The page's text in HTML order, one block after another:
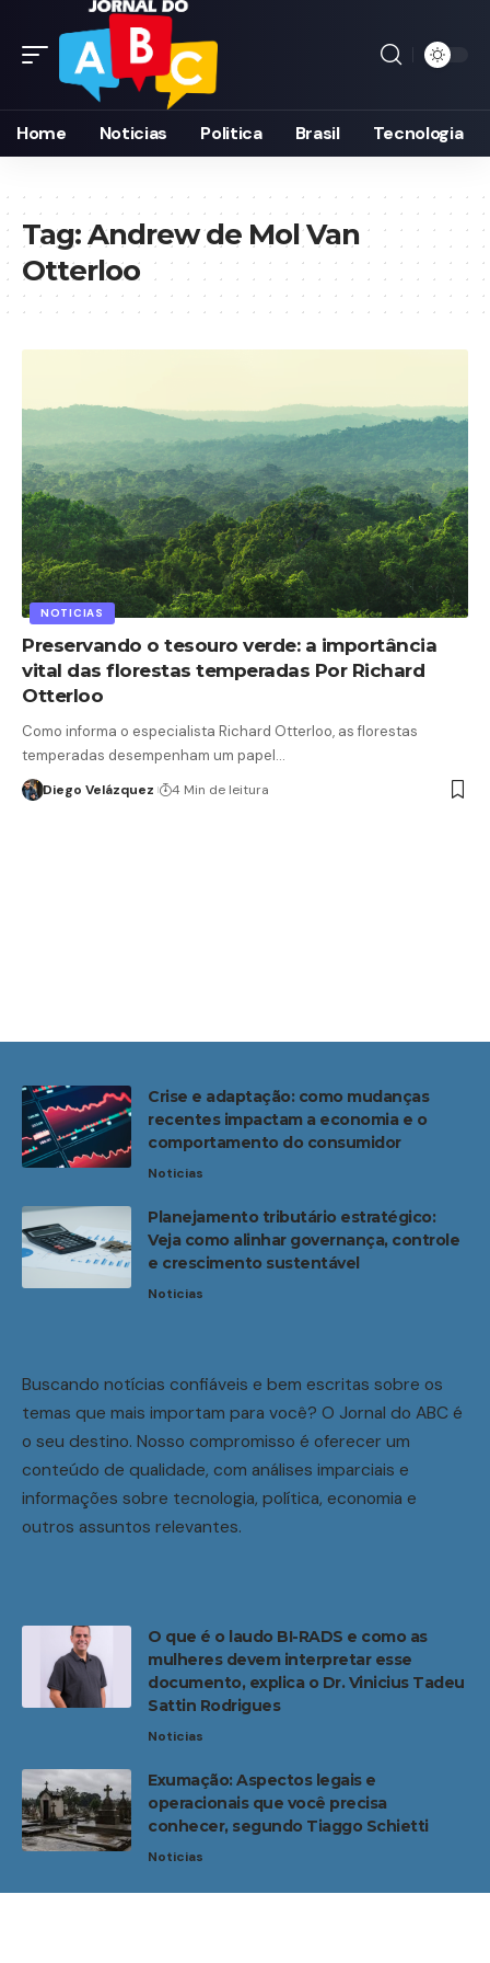
Home Noticias Politica Brasil Tecnologia
Tag:Andrew de Mol Van
Otterloo
NOTICIAS
Preservando o tesouro verde: a importância
vital das florestas temperadas Por Richard
Otterloo
Como informa o especialista Richard Otterloo, as florestas
temperadas desempenham um papel…
Diego Velázquez 4 Min de leitura
Crise e adaptação: como mudanças
recentes impactam a economia e o
comportamento do consumidor
Noticias
Planejamento tributário estratégico:
Veja como alinhar governança, controle
e crescimento sustentável
Noticias
Buscando notícias confiáveis e bem escritas sobre os
temas que mais importam para você? O Jornal do ABC é
o seu destino. Nosso compromisso é oferecer um
conteúdo de qualidade, com análises imparciais e
informações sobre tecnologia, política, economia e
outros assuntos relevantes.
O que é o laudo BI-RADS e como as
mulheres devem interpretar esse
documento, explica o Dr. Vinicius Tadeu
Sattin Rodrigues
Noticias
Exumação: Aspectos legais e
operacionais que você precisa
conhecer, segundo Tiaggo Schietti
Noticias